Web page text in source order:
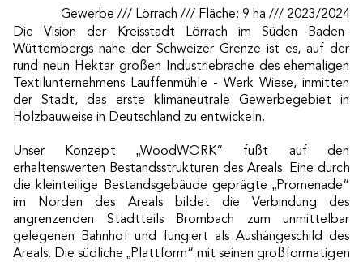
Gewerbe /// Lörrach /// Fläche: 9 ha /// 2023/2024
Die Vision der Kreisstadt Lörrach im Süden Baden-
Wüttembergs nahe der Schweizer Grenze ist es, auf der
rund neun Hektar großen Industriebrache des ehemaligen
Textilunternehmens Lauffenmühle - Werk Wiese, inmitten
der Stadt, das erste klimaneutrale Gewerbegebiet in
Holzbauweise in Deutschland zu entwickeln.
Unser Konzept „WoodWORK“ fußt auf den
erhaltenswerten Bestandsstrukturen des Areals. Eine durch
die kleinteilige Bestandsgebäude geprägte „Promenade“
im Norden des Areals bildet die Verbindung des
angrenzenden Stadtteils Brombach zum unmittelbar
gelegenen Bahnhof und fungiert als Aushängeschild des
Areals. Die südliche „Plattform“ mit seinen großformatigen